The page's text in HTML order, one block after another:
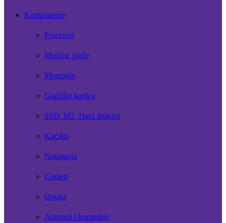
Komponente
Procesori
Matične ploče
Memorije
Grafičke kartice
SSD, M2, Hard diskovi
Kućišta
Napajanja
Cooleri
Optika
Adapteri i kontroleri